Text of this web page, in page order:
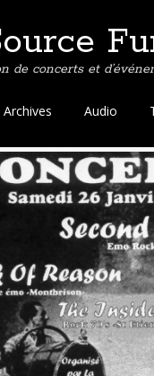
de concerts et
Archives Audio